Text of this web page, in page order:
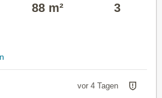
88 m² 3
vor 4 Tagen